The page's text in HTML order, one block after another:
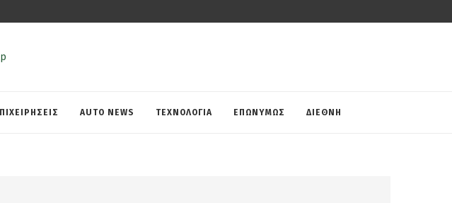
AUTO NEWS ΤΕΧΝΟΛΟΓΙΑ ΕΠΩΝΥΜΩΣ ΔΙΕΘΝΗ